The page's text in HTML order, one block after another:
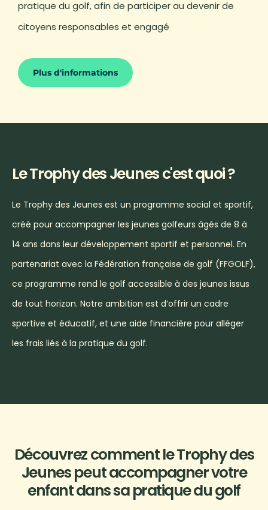
pratique du golf, afin de participer au devenir de
citoyens responsables et engagé
Plus d'informations
Le Trophy des Jeunesc'est quoi ?
Le Trophy des Jeunes est un programme social et sportif,
créé pour accompagner les jeunes golfeurs âgés de 8 à
14 ans dans leur développement sportif et personnel. En
partenariat avec la Fédération française de golf (FFGOLF),
ce programme rend le golf accessible à des jeunes issus
de tout horizon. Notre ambition est d’offrir un cadre
sportive et éducatif, et une aide financière pour alléger
les frais liés à la pratique du golf.
Découvrez comment le Trophy des
Jeunes peutaccompagner votre
enfant dans sa pratique du golf